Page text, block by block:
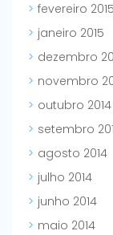
fevereiro 2015
janeiro 2015
dezembro
novembro
outubro 2014
setembro
agosto 2014
julho 2014
junho 2014
maio 2014